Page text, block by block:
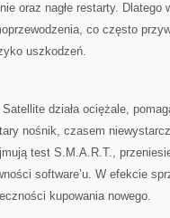
oraz nagłe restarty. Dlatego
co często
uszkodzeń.
działa ociężale,
nośnik, czasem
test S.M.A.R.T.,
software’u. W efekcie
kupowania nowego.